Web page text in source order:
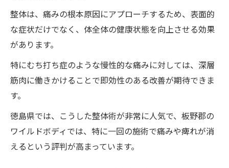
ワイルドボディの整体がもたらす長期的な
効果
むち打ち症の痛みと痺れをワイルドボディの整
体で即座に取り除く驚異の技術
痛みと痺れのメカニズム
施術前後の比較と患者の感想
痛みを和らげる具体的な手技
痺れを解消するためのポイント
整体は、痛みの根本原因にアプローチするため、表面的
な症状だけでなく、体全体の健康状態を向上させる効果
があります。
特にむち打ち症のような慢性的な痛みに対しては、深層
筋肉に働きかけることで即効性のある改善が期待できま
す。
徳島県では、こうした整体術が非常に人気で、板野郡の
ワイルドボディでは、特に一回の施術で痛みや痺れが消
えるという評判が高まっています。